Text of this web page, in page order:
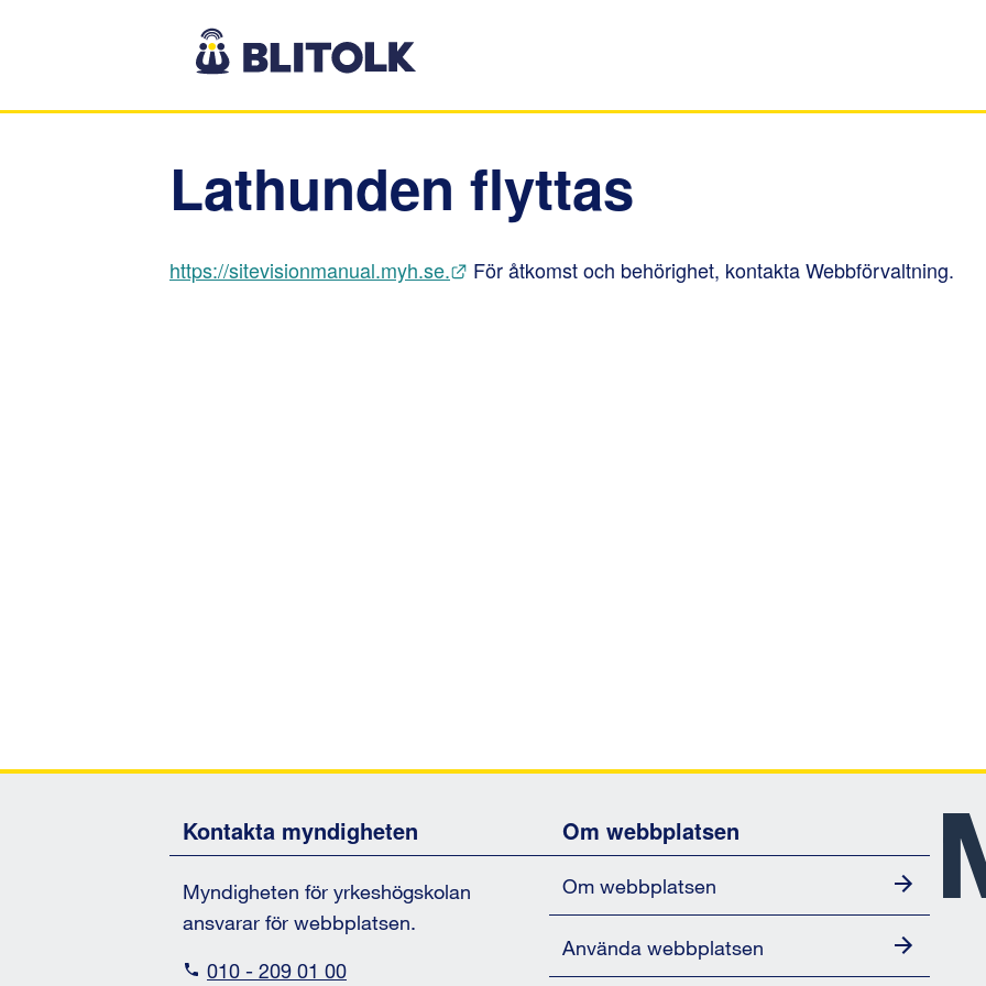
Lathunden flyttas
https://sitevisionmanual.myh.se. Länk till annan webbplats.
För åtkomst och behörighet, kontakta Webbförvaltning.
Kontakta myndigheten
Myndigheten för yrkeshögskolan
ansvarar för webbplatsen.
010 - 209 01 00
Om webbplatsen
Om webbplatsen
Använda webbplatsen